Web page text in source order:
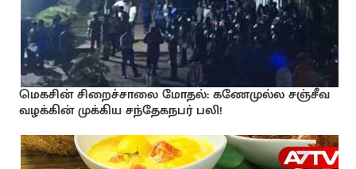
மெகசின் சிறைச்சாலை மோதல்: கணேமுல்ல சஞ்சீவ
வழக்கின் முக்கிய சந்தேகநபர் பலி!